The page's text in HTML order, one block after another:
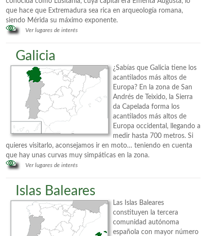
que hace que Extremadura sea rica en arqueología romana,
siendo Mérida su máximo exponente.
Ver lugares de interés
Galicia
¿Sabías que Galicia tiene los
acantilados más altos de
Europa? En la zona de San
Andrés de Teixido, la Sierra
da Capelada forma los
acantilados más altos de
Europa occidental, llegando a
medir hasta 700 metros. Si
quieres visitarlo, aconsejamos ir en moto… teniendo en cuenta
que hay unas curvas muy simpáticas en la zona.
Ver lugares de interés
Islas Baleares
Las Islas Baleares
constituyen la tercera
comunidad autónoma
española con mayor número